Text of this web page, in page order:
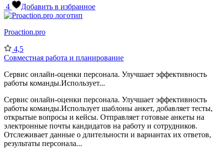
4
Добавить в избранное
Proaction.pro
4,5
Совместная работа и планирование
Сервис онлайн-оценки персонала. Улучшает эффективность
работы команды.Использует...
Сервис онлайн-оценки персонала. Улучшает эффективность
работы команды.Использует шаблоны анкет, добавляет тесты,
открытые вопросы и кейсы. Отправляет готовые анкеты на
электронные почты кандидатов на работу и сотрудников.
Отслеживает данные о длительности и вариантах их ответов,
результаты персонала...